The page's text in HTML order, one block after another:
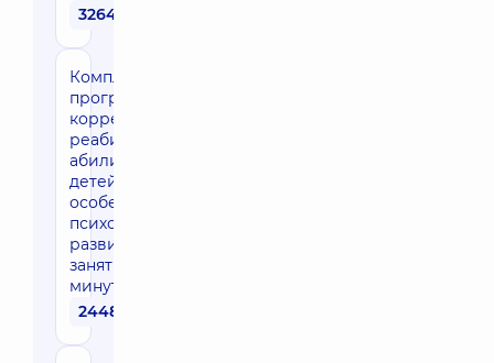
32640 грн
Комплексная
программа
коррекции /
реабилитации /
абилитации для
детей с
особенностями
психомоторного
развития — 24
занятия по 60
минут
24480 грн